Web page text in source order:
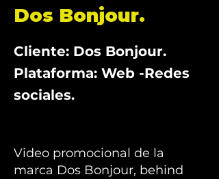
Dos Bonjour.
Cliente: Dos Bonjour.
Plataforma: Web -Redes
sociales.
Video promocional de la
marca Dos Bonjour, behind